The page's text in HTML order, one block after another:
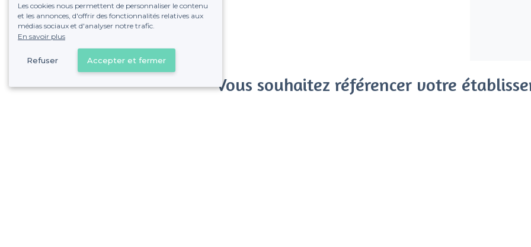
Vous souhaitez référencer votre
Les cookies nous permettent de personnaliser le contenu
et les annonces, d'offrir des fonctionnalités relatives aux
médias sociaux et d'analyser notre trafic.
En savoir plus
Refuser Accepter et fermer